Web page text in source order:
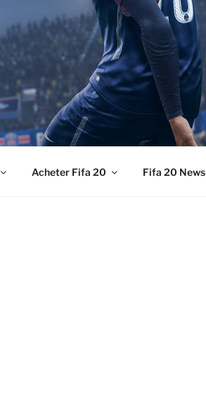
Acheter Fifa 20 Fifa 20 News